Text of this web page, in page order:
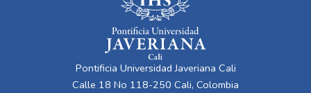
Pontificia Universidad Javeriana Cali
Calle 18 No 118-250 Cali, Colombia